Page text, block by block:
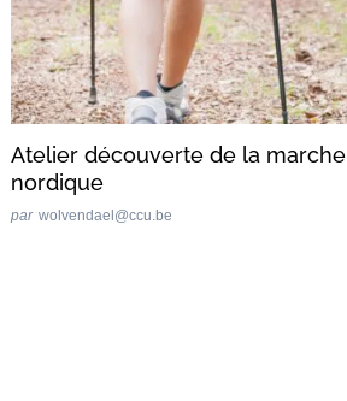
Atelier découverte de la marche
nordique
par wolvendael@ccu.be